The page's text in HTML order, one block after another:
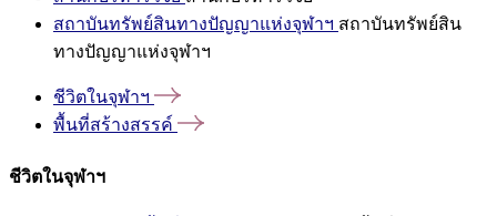
สถาบันทรัพย์สินทางปัญญาแห่งจุฬาฯ สถาบันทรัพย์สิน
ทางปัญญาแห่งจุฬาฯ
ชีวิตในจุฬาฯ
พื้นที่สร้างสรรค์
ชีวิตในจุฬาฯ